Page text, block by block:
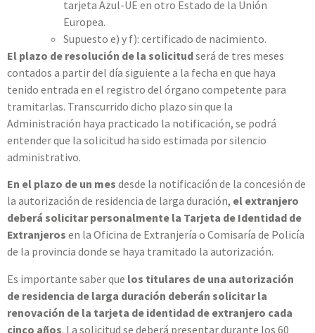
tarjeta Azul-UE en otro Estado de la Unión
Europea.
Supuesto e) y f): certificado de nacimiento.
El plazo de resolución de la solicitudserá de tres meses
contados a partir del día siguiente a la fecha en que haya
tenido entrada en el registro del órgano competente para
tramitarlas. Transcurrido dicho plazo sin que la
Administración haya practicado la notificación, se podrá
entender que la solicitud ha sido estimada por silencio
administrativo.
En el plazo de un mes desde la notificación de la concesión de
la autorización de residencia de larga duración, el extranjero
deberá solicitar personalmente la Tarjeta de Identidad de
Extranjeros en la Oficina de Extranjería o Comisaría de Policía
de la provincia donde se haya tramitado la autorización.
Es importante saber que los titulares de una autorización
de residencia de larga duración deberán solicitar la
renovación de la tarjeta de identidad de extranjero cada
cinco años. La solicitud se deberá presentar durante los 60